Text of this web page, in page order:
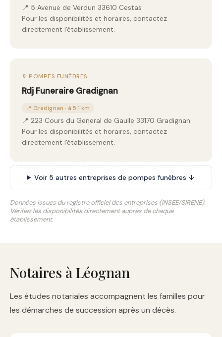
📍 5 Avenue de Verdun 33610 Cestas
Pour les disponibilités et horaires, contactez
directement l'établissement.
⚱️ POMPES FUNÈBRES
Rdj Funeraire Gradignan
📍 Gradignan · à 5.1 km
📍 223 Cours du General de Gaulle 33170 Gradignan
Pour les disponibilités et horaires, contactez
directement l'établissement.
Voir 5 autres entreprises de pompes funèbres ↓
Données issues du registre officiel des entreprises (INSEE/SIRENE).
Vérifiez les disponibilités directement auprès de chaque
établissement.
Notaires à Léognan
Les études notariales accompagnent les familles pour
les démarches de succession après un décès.